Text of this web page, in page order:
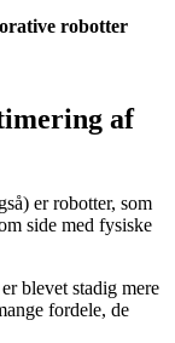
robotter
af
er robotter, som
side med fysiske
blevet stadig mere
fordele, de